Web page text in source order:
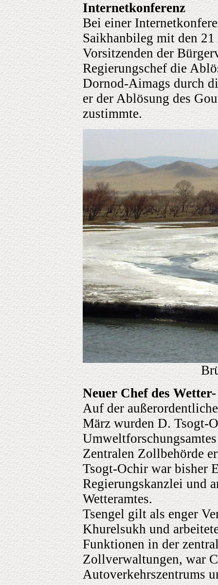
Internetkonferenz
Bei einer
Saikhanbileg mit den
Vorsitzenden der
Regierungschef die
Dornod-Aimags durch
er der Ablösung des
zustimmte.
Neuer Chef des
Auf der
März wurden D. Tsogt-
Zentralen Zollbehörde
Tsogt-Ochir war bisher
Regierungskanzlei und
Wetteramtes.
Tsengel gilt als enger
Khurelsukh und
Funktionen in der
Zollverwaltungen, war
Autoverkehrszentrums